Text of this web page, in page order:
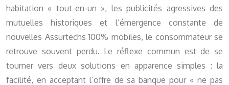
habitation « tout-en-un », les publicités agressives des
mutuelles historiques et l’émergence constante de
nouvelles Assurtechs 100% mobiles, le consommateur se
retrouve souvent perdu. Le réflexe commun est de se
tourner vers deux solutions en apparence simples : la
facilité, en acceptant l’offre de sa banque pour « ne pas